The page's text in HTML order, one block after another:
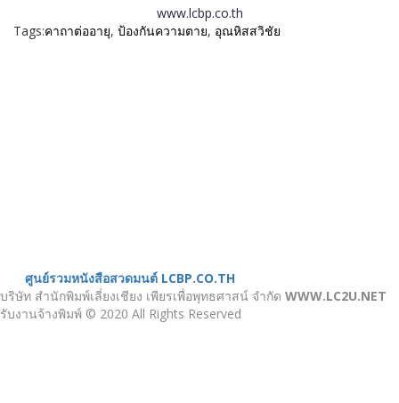
www.lcbp.co.th
Tags:คาถาต่ออายุ, ป้องกันความตาย, อุณหิสสวิชัย
ศูนย์รวมหนังสือสวดมนต์ LCBP.CO.TH
บริษัท สำนักพิมพ์เลี่ยงเชียง เพียรเพื่อพุทธศาสน์ จำกัด WWW.LC2U.NET
รับงานจ้างพิมพ์ © 2020 All Rights Reserved